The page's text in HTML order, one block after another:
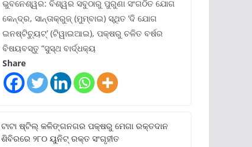
ଭୁବନେଶ୍ୱର: ବିଶ୍ୱର ସବୁଠାରୁ ପୁରୁଣା ସଂଗଠିତ ଯୋଗ
କେନ୍ଦ୍ର, ସାନ୍ତାକ୍ରୁଜ୍ (ମୁମ୍ବାଇ) ସ୍ଥିତ ‘ଦି ଯୋଗ
ଇନଷ୍ଟିଚ୍ୟୁଟ୍‌’ (ଟିୱାଇଆଇ), ପକ୍ଷରୁ ଚଳିତ ବର୍ଷର
ବିଷୟବସ୍ତୁ “ସୁସ୍ଥ ବାର୍ଦ୍ଧକ୍ୟ
Share
ଟାଟା ଷ୍ଟିଲ୍‌ କଳିଙ୍ଗନଗର ପକ୍ଷରୁ ମେଗା ରକ୍ତଦାନ
ଶିବିରରେ ୨୮୦ ୟୁନିଟ୍‌ ରକ୍ତ ସଂଗୃହୀତ